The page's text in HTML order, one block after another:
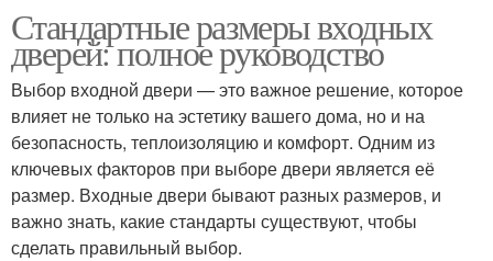
Стандартные размеры входных
дверей: полное руководство
Выбор входной двери — это важное решение, которое
влияет не только на эстетику вашего дома, но и на
безопасность, теплоизоляцию и комфорт. Одним из
ключевых факторов при выборе двери является её
размер. Входные двери бывают разных размеров, и
важно знать, какие стандарты существуют, чтобы
сделать правильный выбор.